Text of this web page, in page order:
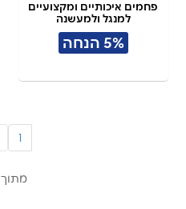
פחמים איכותיים ומקצועיים
למנגל ולמעשנה
5% הנחה
1
מתוך 44